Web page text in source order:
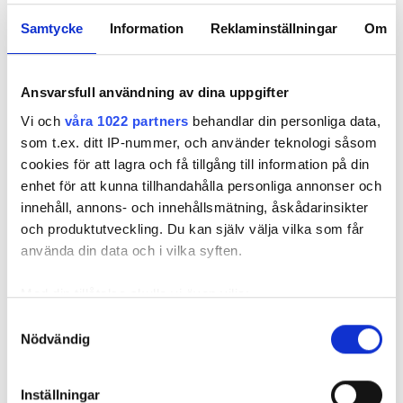
Samtycke Information Reklaminställningar Om
Ansvarsfull användning av dina uppgifter
Vi och våra 1022 partners behandlar din personliga data,
som t.ex. ditt IP-nummer, och använder teknologi såsom
cookies för att lagra och få tillgång till information på din
enhet för att kunna tillhandahålla personliga annonser och
innehåll, annons- och innehållsmätning, åskådarinsikter
och produktutveckling. Du kan själv välja vilka som får
använda din data och i vilka syften.
Med din tillåtelse skulle vi även vilja:
som kan ha en noggrannhet på upp till flera meter
Nödvändig
Inställningar
HAN TYCKER INTE VÄRMEPUMPEN DRAR SÅ MYCKET EL
BLEV EN SMÄLL
FICK EFFEKTTARIFF – DÅ ÖKADE NÄTAVGIFTEN MED 153
FRÅGOR & SVAR
VARFÖR VÄLJER JAN SÖRLING FLIS FRAMFÖR EL FÖR
UPPVÄRMNING?
HUR PÅVERKAR FLISPANNAN ENERGIANVÄNDNINGEN?
Han räknar med att minska gårdens elanvändning
för uppvärmning från 35 000 till 1 000 kWh per år.